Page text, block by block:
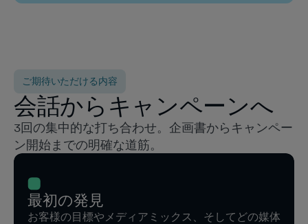
ご期待いただける内容
会話からキャンペーンへ
3回の集中的な打ち合わせ。企画書からキャンペー
ン開始までの明確な道筋。
最初の発見
お客様の目標やメディアミックス、そしてどの媒体